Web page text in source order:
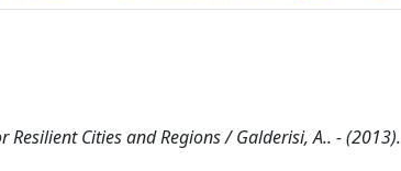
Resilient Cities and Regions / Galderisi, A.. - (2013).